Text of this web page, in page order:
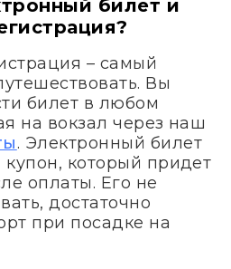
билет и
– самый
Вы
билет в любом
на вокзал через наш
. Электронный билет
который придет
оплаты. Его не
достаточно
при посадке на